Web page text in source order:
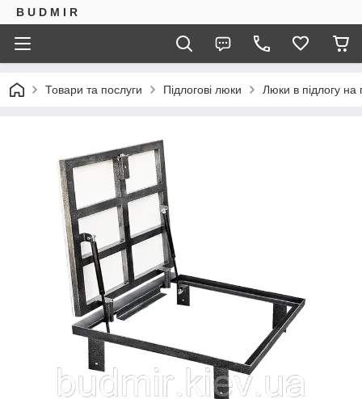
B U D M I R
Товари та послуги Підлогові люки Люки в підлогу